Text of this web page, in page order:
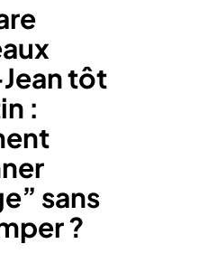
tôt
:
sans
?